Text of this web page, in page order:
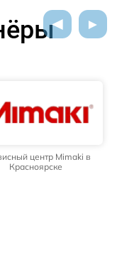
центр Mimaki в
Красноярске